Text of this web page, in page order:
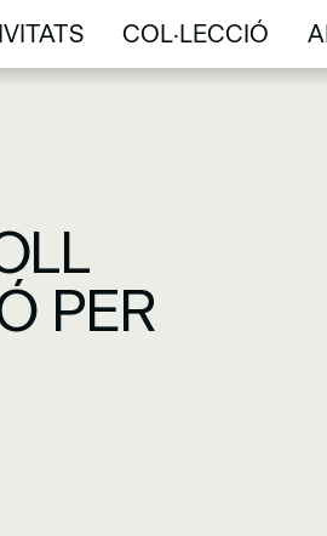
COL·LECCIÓ
COL·LECCIÓ
PER